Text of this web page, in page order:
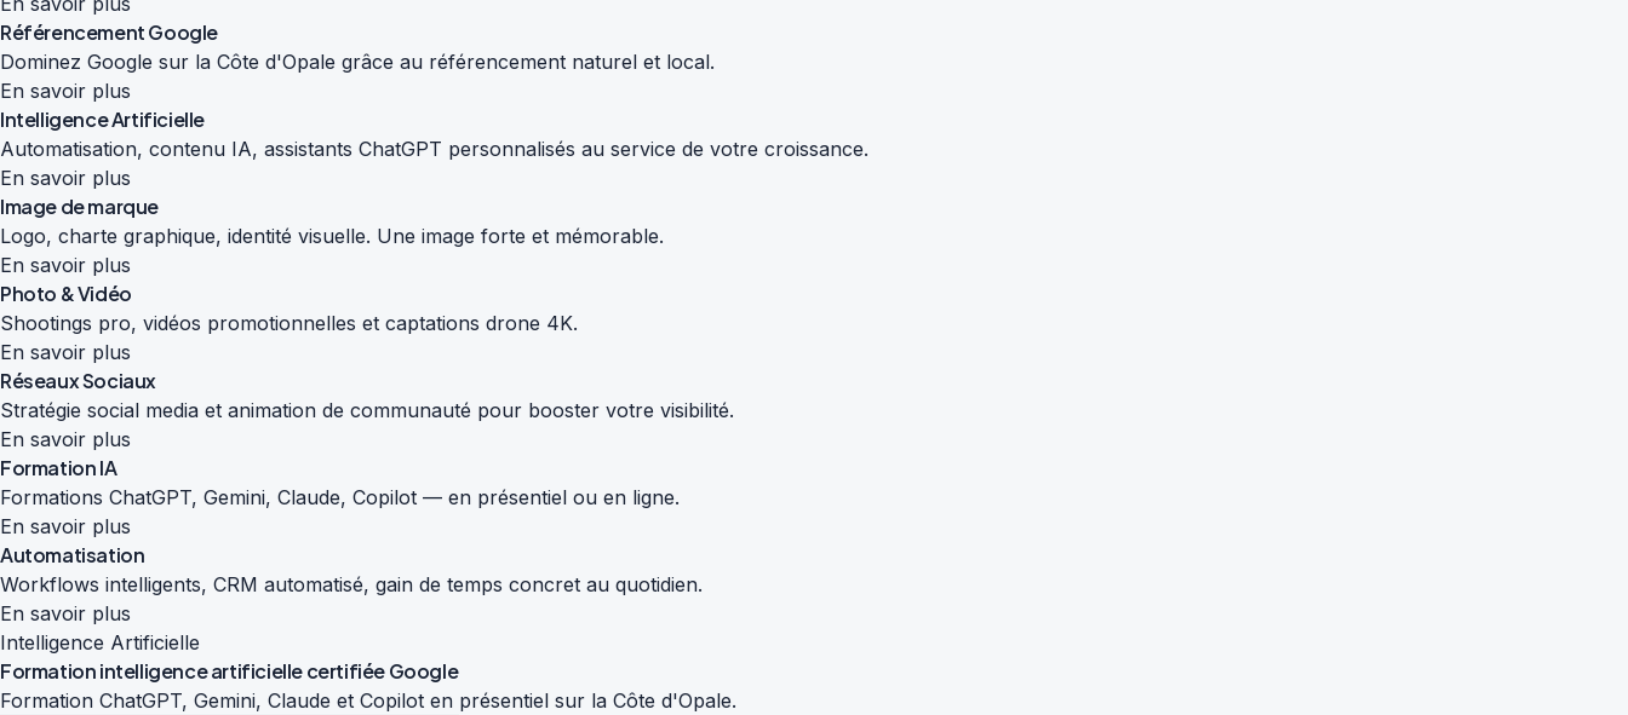
Référencement Google
Dominez Google sur la Côte d'Opale grâce au référencement naturel et local.
En savoir plus
Intelligence Artificielle
Automatisation, contenu IA, assistants ChatGPT personnalisés au service de votre croissance.
En savoir plus
Image de marque
Logo, charte graphique, identité visuelle. Une image forte et mémorable.
En savoir plus
Photo & Vidéo
Shootings pro, vidéos promotionnelles et captations drone 4K.
En savoir plus
Réseaux Sociaux
Stratégie social media et animation de communauté pour booster votre visibilité.
En savoir plus
Formation IA
Formations ChatGPT, Gemini, Claude, Copilot — en présentiel ou en ligne.
En savoir plus
Automatisation
Workflows intelligents, CRM automatisé, gain de temps concret au quotidien.
En savoir plus
Intelligence Artificielle
Formation intelligence artificiellecertifiée Google
Formation ChatGPT, Gemini, Claude et Copilot en présentiel sur la Côte d'Opale.